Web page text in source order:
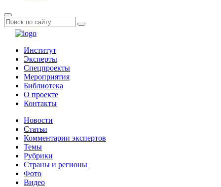
Институт
Эксперты
Спецпроекты
Мероприятия
Библиотека
О проекте
Контакты
Новости
Статьи
Комментарии экспертов
Темы
Рубрики
Страны и регионы
Фото
Видео